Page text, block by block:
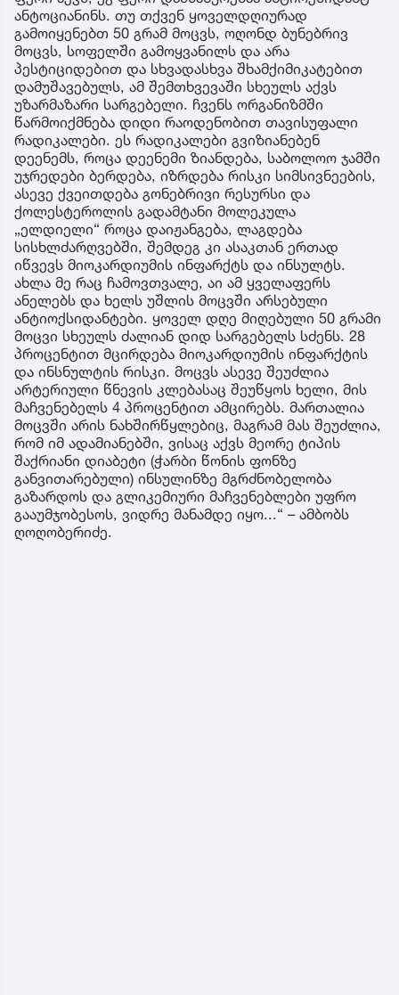
ანტოციანინს. თუ თქვენ ყოველდღიურად
გამოიყენებთ 50 გრამ მოცვს, ოღონდ ბუნებრივ
მოცვს, სოფელში გამოყვანილს და არა
პესტიციდებით და სხვადასხვა შხამქიმიკატებით
დამუშავებულს, ამ შემთხვევაში სხეულს აქვს
უზარმაზარი სარგებელი. ჩვენს ორგანიზმში
წარმოიქმნება დიდი რაოდენობით თავისუფალი
რადიკალები. ეს რადიკალები გვიზიანებენ
დეენემს, როცა დეენემი ზიანდება, საბოლოო ჯამში
უჯრედები ბერდება, იზრდება რისკი სიმსივნეების,
ასევე ქვეითდება გონებრივი რესურსი და
ქოლესტეროლის გადამტანი მოლეკულა
„ელდიელი“ როცა დაიჟანგება, ლაგდება
სისხლძარღვებში, შემდეგ კი ასაკთან ერთად
იწვევს მიოკარდიუმის ინფარქტს და ინსულტს.
ახლა მე რაც ჩამოვთვალე, აი ამ ყველაფერს
ანელებს და ხელს უშლის მოცვში არსებული
ანტიოქსიდანტები. ყოველ დღე მიღებული 50 გრამი
მოცვი სხეულს ძალიან დიდ სარგებელს სძენს. 28
პროცენტით მცირდება მიოკარდიუმის ინფარქტის
და ინსნულტის რისკი. მოცვს ასევე შეუძლია
არტერიული წნევის კლებასაც შეუწყოს ხელი, მის
მაჩვენებელს 4 პროცენტით ამცირებს. მართალია
მოცვში არის ნახშირწყლებიც, მაგრამ მას შეუძლია,
რომ იმ ადამიანებში, ვისაც აქვს მეორე ტიპის
შაქრიანი დიაბეტი (ჭარბი წონის ფონზე
განვითარებული) ინსულინზე მგრძნობელობა
გაზარდოს და გლიკემიური მაჩვენებლები უფრო
გააუმჯობესოს, ვიდრე მანამდე იყო...“ – ამბობს
ღოღობერიძე.